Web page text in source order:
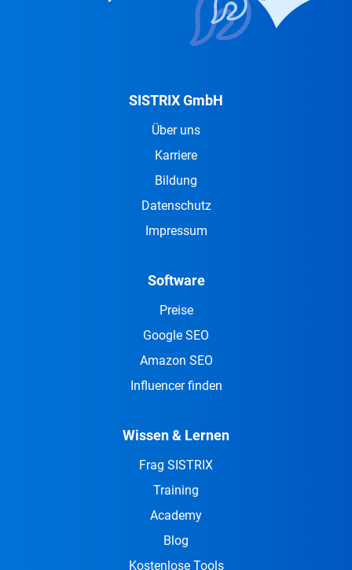
SISTRIX GmbH
Über uns
Karriere
Bildung
Datenschutz
Impressum
Software
Preise
Google SEO
Amazon SEO
Influencer finden
Wissen & Lernen
Frag SISTRIX
Training
Academy
Blog
Kostenlose Tools